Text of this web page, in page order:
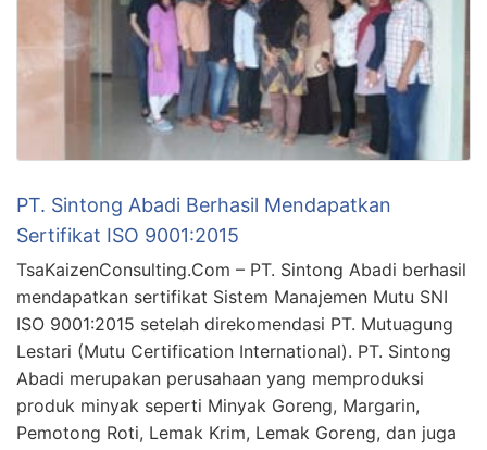
PT. Sintong Abadi Berhasil Mendapatkan
Sertifikat ISO 9001:2015
TsaKaizenConsulting.Com – PT. Sintong Abadi berhasil
mendapatkan sertifikat Sistem Manajemen Mutu SNI
ISO 9001:2015 setelah direkomendasi PT. Mutuagung
Lestari (Mutu Certification International). PT. Sintong
Abadi merupakan perusahaan yang memproduksi
produk minyak seperti Minyak Goreng, Margarin,
Pemotong Roti, Lemak Krim, Lemak Goreng, dan juga